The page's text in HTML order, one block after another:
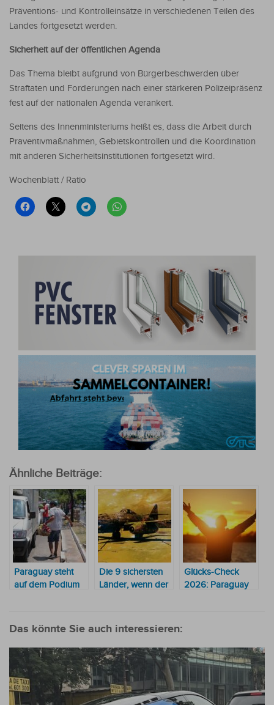
Präventions- und Kontrolleinsätze in verschiedenen Teilen des
Landes fortgesetzt werden.
Sicherheit auf der öffentlichen Agenda
Das Thema bleibt aufgrund von Bürgerbeschwerden über
Straftaten und Forderungen nach einer stärkeren Polizeipräsenz
fest auf der nationalen Agenda verankert.
Seitens des Innenministeriums heißt es, dass die Arbeit durch
Präventivmaßnahmen, Gebietskontrollen und die Koordination
mit anderen Sicherheitsinstitutionen fortgesetzt wird.
Wochenblatt / Ratio
Ähnliche Beiträge:
Paraguay steht
auf dem Podium
Grad an
Region
Die 9 sichersten
Länder, wenn der
Glücks-Check
2026: Paraguay
Südamerikas
Das könnte Sie auch interessieren: